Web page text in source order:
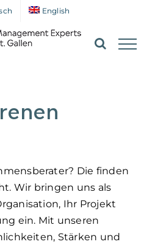
English
Die finden
Wir bringen uns als
Ihr Projekt
ein. Mit unseren
Stärken und